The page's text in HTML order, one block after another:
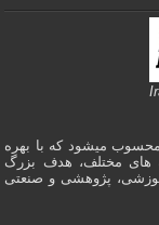
میشود که با بهره
های مختلف، هدف بزرگ
پژوهشی و صنعتی